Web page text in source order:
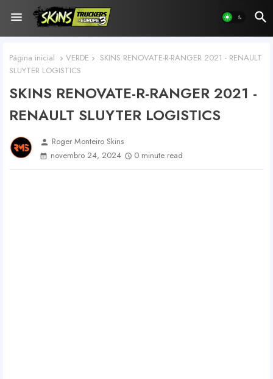
Página inicial VERDE
SKINS RENOVATE-R-RANGER 2021 - RENAULT
SLUYTER LOGISTICS
SKINS RENOVATE-R-RANGER 2021 -
RENAULT SLUYTER LOGISTICS
person Roger Monteiro Skins
novembro 24, 2024
0 minute read